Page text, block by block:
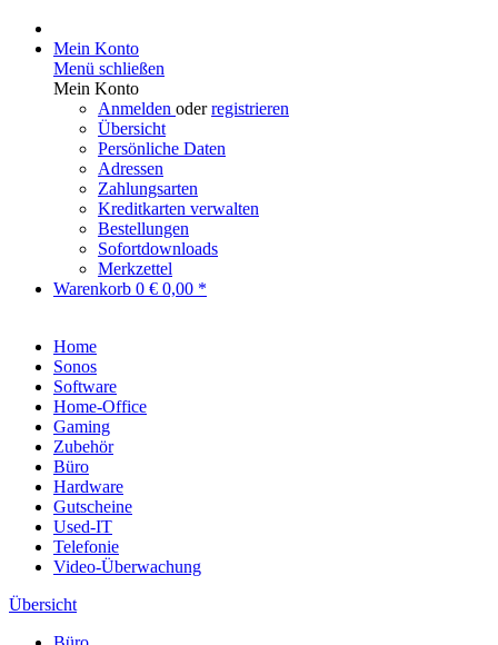
Mein Konto
Menü schließen
Mein Konto
Anmelden oderregistrieren
Übersicht
Persönliche Daten
Adressen
Zahlungsarten
Kreditkarten verwalten
Bestellungen
Sofortdownloads
Merkzettel
Warenkorb 0 € 0,00 *
Home
Sonos
Software
Home-Office
Gaming
Zubehör
Büro
Hardware
Gutscheine
Used-IT
Telefonie
Video-Überwachung
Übersicht